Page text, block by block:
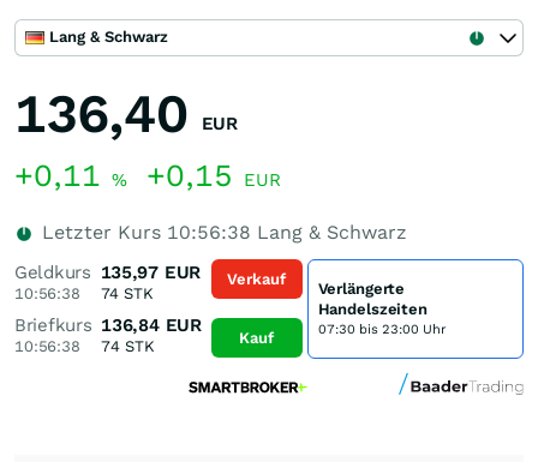
Lang & Schwarz
136,40 EUR
+0,11 % +0,15 EUR
Letzter Kurs 10:56:38 Lang & Schwarz
Geldkurs
10:56:38
135,97 EUR
74 STK
Briefkurs
10:56:38
136,84 EUR
74 STK
Verkauf
Kauf
Verlängerte
Handelszeiten
07:30 bis 23:00 Uhr